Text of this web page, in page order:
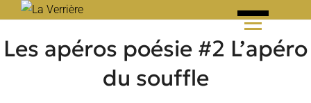
content
Les apéros poésie #2 L’apéro
du souffle